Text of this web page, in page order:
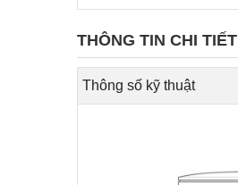
THÔNG TIN CHI TIẾT
Thông số kỹ thuật